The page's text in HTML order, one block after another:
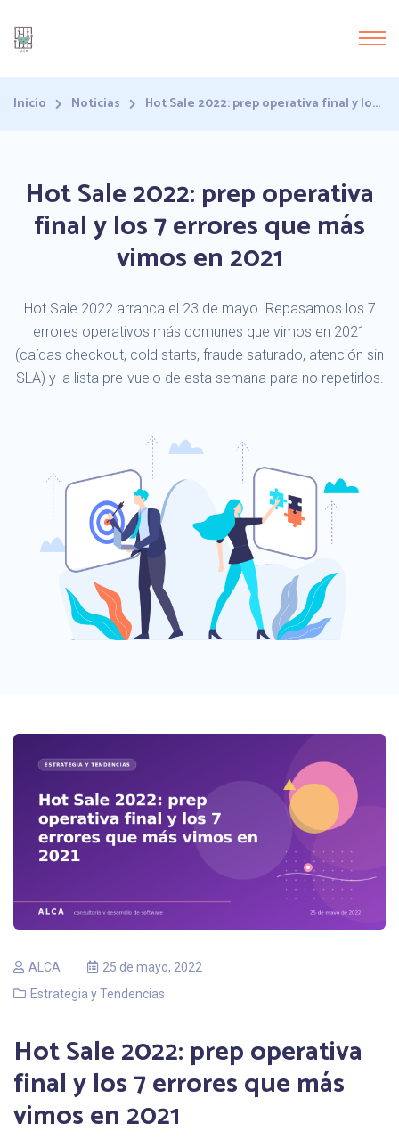
Inicio Noticias Hot Sale 2022: prep operativa final y lo...
Hot Sale 2022: prep operativa
final y los 7 errores que más
vimos en 2021
Hot Sale 2022 arranca el 23 de mayo. Repasamos los 7
errores operativos más comunes que vimos en 2021
(caídas checkout, cold starts, fraude saturado, atención sin
SLA) y la lista pre-vuelo de esta semana para no repetirlos.
ALCA
25 de mayo, 2022
Estrategia y Tendencias
Hot Sale 2022: prep operativa
final y los 7 errores que más
vimos en 2021